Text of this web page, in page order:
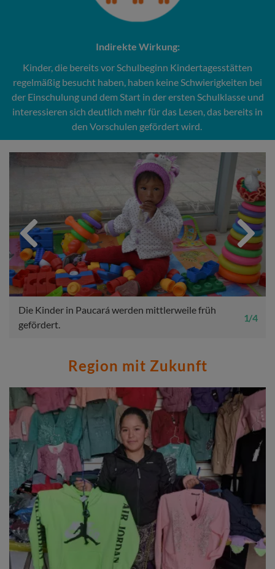
Indirekte Wirkung:
Kinder, die bereits vor Schulbeginn Kindertagesstätten
regelmäßig besucht haben, haben keine Schwierigkeiten bei
der Einschulung und dem Start in der ersten Schulklasse und
interessieren sich deutlich mehr für das Lesen, das bereits in
den Vorschulen gefördert wird.
Previous
Die Kinder in Paucará werden mittlerweile früh
gefördert.
1 / 4
Next
Region mit Zukunft